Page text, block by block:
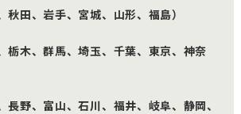
秋田、岩手、宮城、山形、福島）
栃木、群馬、埼玉、千葉、東京、神奈
長野、富山、石川、福井、岐阜、静岡、